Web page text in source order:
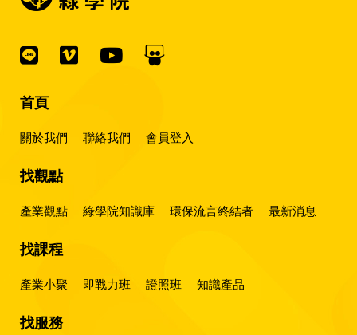
首頁
關於我們 聯絡我們 會員登入
找觀點
產業觀點 綠學院知識庫 環保流言終結者 最新消息
找課程
產業小聚 即戰力班 證照班 知識產品
找服務